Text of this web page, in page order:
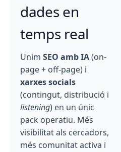
dades en
temps real
Unim SEO amb IA(on-
page + off-page) i
xarxes socials
(contingut, distribució i
listening) en un únic
pack operatiu. Més
visibilitat als cercadors,
més comunitat activa i